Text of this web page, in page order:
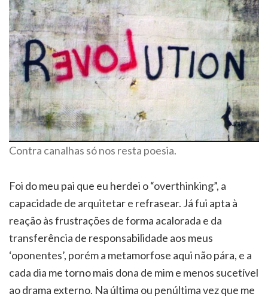
Contra canalhas só nos resta poesia.
Foi do meu pai que eu herdei o “overthinking”, a
capacidade de arquitetar e refrasear. Já fui apta à
reação às frustrações de forma acalorada e da
transferência de responsabilidade aos meus
‘oponentes’, porém a metamorfose aqui não pára, e a
cada dia me torno mais dona de mim e menos sucetível
ao drama externo. Na última ou penúltima vez que me